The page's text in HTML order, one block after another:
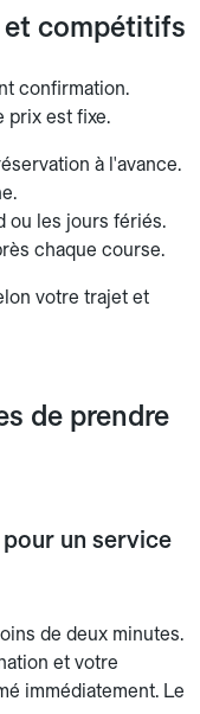
compétitifs
confirmation.
prix est fixe.
à l'avance.
ou les jours fériés.
chaque course.
votre trajet et
de prendre
un service
de deux minutes.
et votre
immédiatement. Le